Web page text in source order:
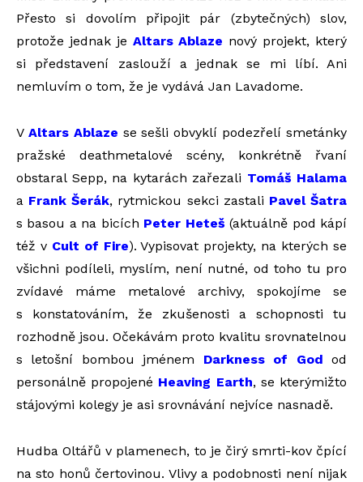
Přesto si dovolím připojit pár (zbytečných) slov,
protože jednak je Altars Ablaze nový projekt, který
si představení zaslouží a jednak se mi líbí. Ani
nemluvím o tom, že je vydává Jan Lavadome.
V Altars Ablaze se sešli obvyklí podezřelí smetánky
pražské deathmetalové scény, konkrétně řvaní
obstaral Sepp, na kytarách zařezali Tomáš Halama
a Frank Šerák, rytmickou sekci zastali Pavel Šatra
s basou a na bicích Peter Heteš (aktuálně pod kápí
též v Cult of Fire). Vypisovat projekty, na kterých se
všichni podíleli, myslím, není nutné, od toho tu pro
zvídavé máme metalové archivy, spokojíme se
s konstatováním, že zkušenosti a schopnosti tu
rozhodně jsou. Očekávám proto kvalitu srovnatelnou
s letošní bombou jménem Darkness of God od
personálně propojené Heaving Earth, se kterýmižto
stájovými kolegy je asi srovnávání nejvíce nasnadě.
Hudba Oltářů v plamenech, to je čirý smrti-kov čpící
na sto honů čertovinou. Vlivy a podobnosti není nijak